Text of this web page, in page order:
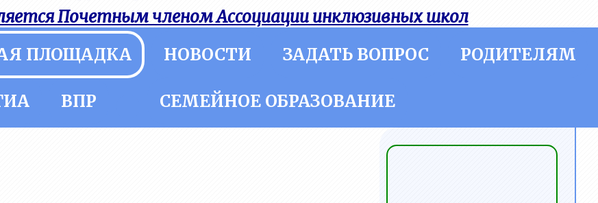
Почетным членом Ассоциации инклюзивных школ
ПЛОЩАДКА
НОВОСТИ ЗАДАТЬ ВОПРОС РОДИТЕЛЯМ
ВПР СЕМЕЙНОЕ ОБРАЗОВАНИЕ